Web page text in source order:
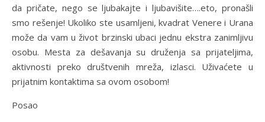
da pričate, nego se ljubakajte i ljubavišite….eto, pronašli
smo rešenje! Ukoliko ste usamljeni, kvadrat Venere i Urana
može da vam u život brzinski ubaci jednu ekstra zanimljivu
osobu. Mesta za dešavanja su druženja sa prijateljima,
aktivnosti preko društvenih mreža, izlasci. Uživaćete u
prijatnim kontaktima sa ovom osobom!
Posao